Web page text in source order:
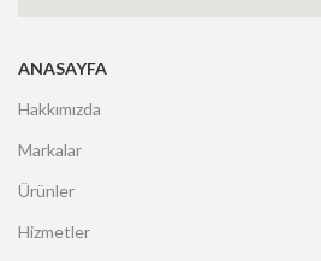
ANASAYFA
Hakkımızda
Markalar
Ürünler
Hizmetler